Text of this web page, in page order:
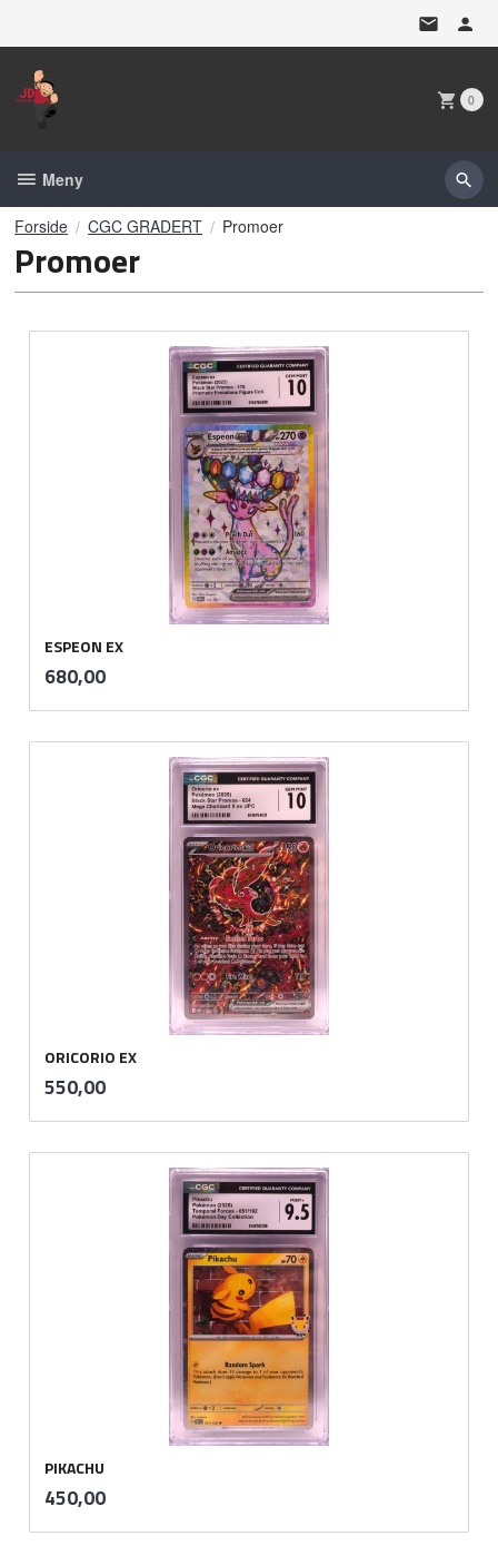
0
Meny
Forside CGC GRADERT Promoer
Promoer
ESPEON EX
Pris
680,00mva.
ORICORIO EX
Pris
550,00mva.
PIKACHU
Pris
450,00mva.